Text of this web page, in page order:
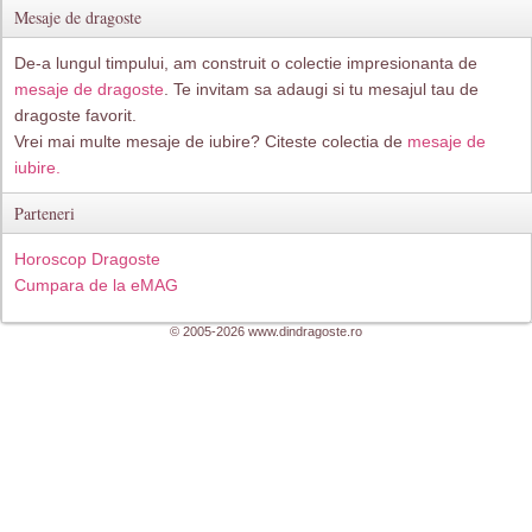
Mesaje de dragoste
De-a lungul timpului, am construit o colectie impresionanta de
mesaje de dragoste . Te invitam sa adaugi si tu mesajul tau de
dragoste favorit.
Vrei mai multe mesaje de iubire? Citeste colectia de mesaje de
iubire.
Parteneri
Horoscop Dragoste
Cumpara de la eMAG
© 2005-2026 www.dindragoste.ro